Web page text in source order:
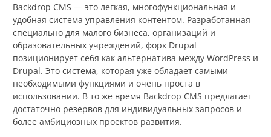
Backdrop CMS — это легкая, многофункциональная и
удобная система управления контентом. Разработанная
специально для малого бизнеса, организаций и
образовательных учреждений, форк Drupal
позиционирует себя как альтернатива между WordPress и
Drupal. Это система, которая уже обладает самыми
необходимыми функциями и очень проста в
использовании. В то же время Backdrop CMS предлагает
достаточно резервов для индивидуальных запросов и
более амбициозных проектов развития.